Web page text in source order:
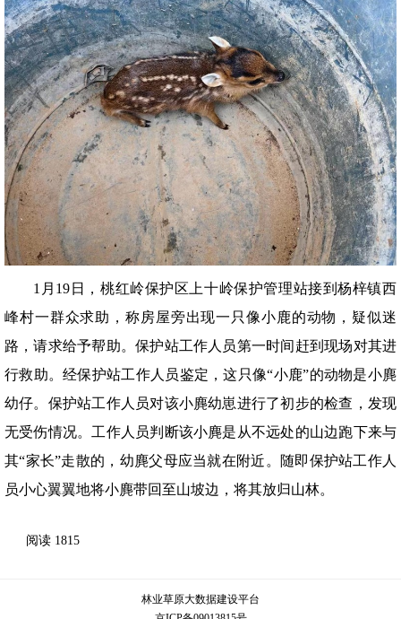
1月19日，桃红岭保护区上十岭保护管理站接到杨梓镇西
峰村一群众求助，称房屋旁出现一只像小鹿的动物，疑似迷
路，请求给予帮助。保护站工作人员第一时间赶到现场对其进
行救助。经保护站工作人员鉴定，这只像“小鹿”的动物是小麂
幼仔。保护站工作人员对该小麂幼崽进行了初步的检查，发现
无受伤情况。工作人员判断该小麂是从不远处的山边跑下来与
其“家长”走散的，幼麂父母应当就在附近。随即保护站工作人
员小心翼翼地将小麂带回至山坡边，将其放归山林。
阅读 1815
林业草原大数据建设平台